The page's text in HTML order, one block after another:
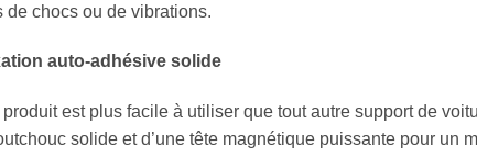
de chocs ou de vibrations.
auto-adhésive solide
est plus facile à utiliser que tout autre support de
solide et d’une tête magnétique puissante pour un